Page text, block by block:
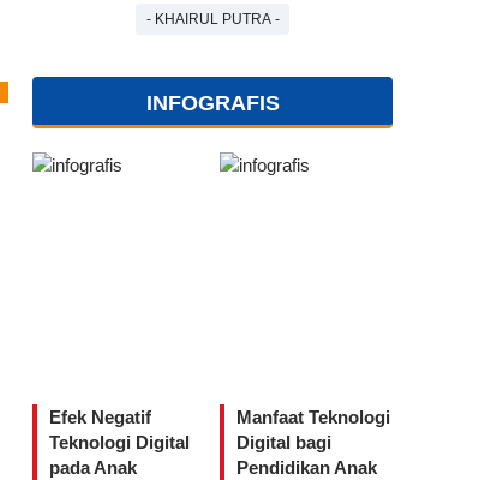
- KHAIRUL PUTRA -
INFOGRAFIS
Efek Negatif
Teknologi Digital
pada Anak
Manfaat Teknologi
Digital bagi
Pendidikan Anak